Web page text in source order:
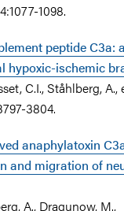
1098.
peptide C3a:
hypoxic-ischemic
C.I., Ståhlberg, A.,
3804.
anaphylatoxin
and migration of
A., Dragunow, M.,